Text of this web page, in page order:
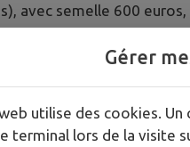
avec semelle 600
Gérer
utilise des cookies.
terminal lors de la visite